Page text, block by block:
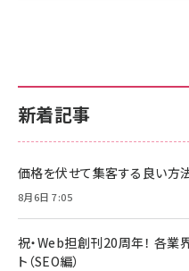
新着記事
価格を伏せて集客する良い方
8月6日 7:05
祝・Web担創刊20周年！ 各業
ト（SEO編）